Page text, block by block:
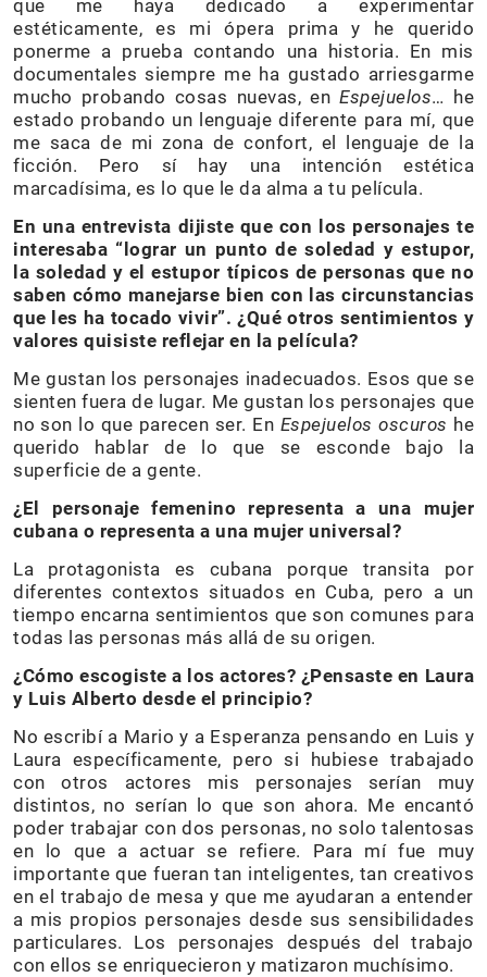
que me haya dedicado a experimentar
estéticamente, es mi ópera prima y he querido
ponerme a prueba contando una historia. En mis
documentales siempre me ha gustado arriesgarme
mucho probando cosas nuevas, enEspejuelos… he
estado probando un lenguaje diferente para mí, que
me saca de mi zona de confort, el lenguaje de la
ficción. Pero sí hay una intención estética
marcadísima, es lo que le da alma a tu película.
En una entrevista dijiste que con los personajes te
interesaba “lograr un punto de soledad y estupor,
la soledad y el estupor típicos de personas que no
saben cómo manejarse bien con las circunstancias
que les ha tocado vivir”. ¿Qué otros sentimientos y
valores quisiste reflejar en la película?
Me gustan los personajes inadecuados. Esos que se
sienten fuera de lugar. Me gustan los personajes que
no son lo que parecen ser. En Espejuelos oscuros he
querido hablar de lo que se esconde bajo la
superficie de a gente.
¿El personaje femenino representa a una mujer
cubana o representa a una mujer universal?
La protagonista es cubana porque transita por
diferentes contextos situados en Cuba, pero a un
tiempo encarna sentimientos que son comunes para
todas las personas más allá de su origen.
¿Cómo escogiste a los actores? ¿Pensaste en Laura
y Luis Alberto desde el principio?
No escribí a Mario y a Esperanza pensando en Luis y
Laura específicamente, pero si hubiese trabajado
con otros actores mis personajes serían muy
distintos, no serían lo que son ahora. Me encantó
poder trabajar con dos personas, no solo talentosas
en lo que a actuar se refiere. Para mí fue muy
importante que fueran tan inteligentes, tan creativos
en el trabajo de mesa y que me ayudaran a entender
a mis propios personajes desde sus sensibilidades
particulares. Los personajes después del trabajo
con ellos se enriquecieron y matizaron muchísimo.